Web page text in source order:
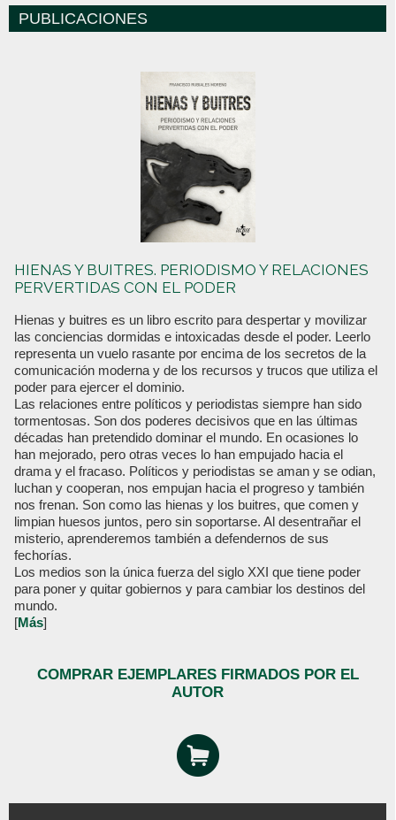
PUBLICACIONES
HIENAS Y BUITRES. PERIODISMO Y RELACIONES
PERVERTIDAS CON EL PODER
Hienas y buitres es un libro escrito para despertar y movilizar
las conciencias dormidas e intoxicadas desde el poder. Leerlo
representa un vuelo rasante por encima de los secretos de la
comunicación moderna y de los recursos y trucos que utiliza el
poder para ejercer el dominio.
Las relaciones entre políticos y periodistas siempre han sido
tormentosas. Son dos poderes decisivos que en las últimas
décadas han pretendido dominar el mundo. En ocasiones lo
han mejorado, pero otras veces lo han empujado hacia el
drama y el fracaso. Políticos y periodistas se aman y se odian,
luchan y cooperan, nos empujan hacia el progreso y también
nos frenan. Son como las hienas y los buitres, que comen y
limpian huesos juntos, pero sin soportarse. Al desentrañar el
misterio, aprenderemos también a defendernos de sus
fechorías.
Los medios son la única fuerza del siglo XXI que tiene poder
para poner y quitar gobiernos y para cambiar los destinos del
mundo.
[Más]
COMPRAR EJEMPLARES FIRMADOS POR EL
AUTOR